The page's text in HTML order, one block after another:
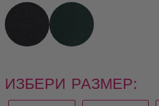
ИЗБЕРИ РАЗМЕР: